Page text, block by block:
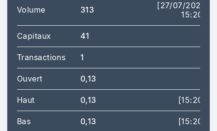
Volume 313
[27/07/2026
15:20]
Capitaux 41
Transactions 1
Ouvert 0,13
Haut 0,13 [15:20]
Bas 0,13 [15:20]